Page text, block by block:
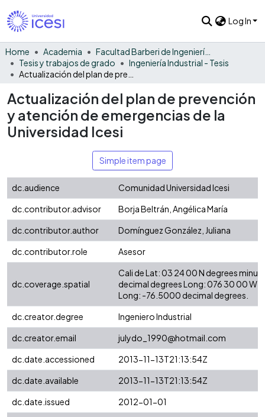
Log In
Home Academia
Facultad Barberi de Ingeniería, Diseño y Ciencias Aplicadas
Tesis y trabajos de grado
Ingeniería Industrial - Tesis
Actualización del plan de prevención
y atención de emergencias de la
Universidad Icesi
Simple item page
dc.audience
Comunidad Universidad Icesi
dc.contributor.advisor
Borja Beltrán, Angélica María
dc.contributor.author
Domínguez González, Juliana
dc.contributor.role
Asesor
dc.coverage.spatial
Cali de Lat: 03 24 00 N degrees
decimal degrees Long: 076 30 00 W
Long: -76.5000 decimal degrees.
dc.creator.degree
Ingeniero Industrial
dc.creator.email
julydo_1990@hotmail.com
dc.date.accessioned
2013-11-13T21:13:54Z
dc.date.available
2013-11-13T21:13:54Z
dc.date.issued
2012-01-01